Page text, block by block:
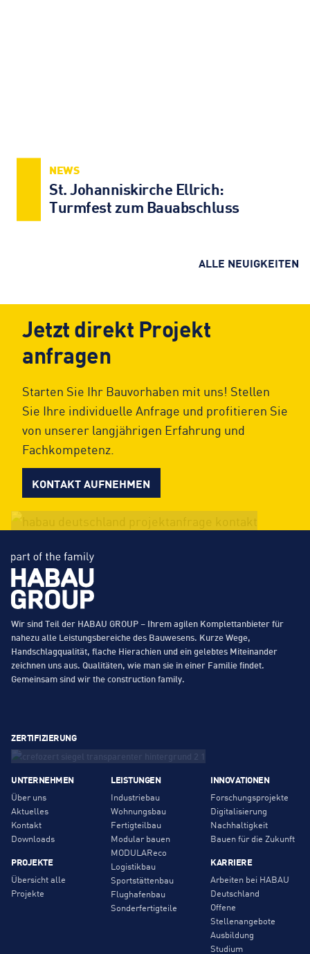
NEWS
St. Johanniskirche Ellrich:
Turmfest zum Bauabschluss
ALLE NEUIGKEITEN
Jetzt direkt Projekt
anfragen
Starten Sie Ihr Bauvorhaben mit uns! Stellen
Sie Ihre individuelle Anfrage und profitieren Sie
von unserer langjährigen Erfahrung und
Fachkompetenz.
KONTAKT AUFNEHMEN
Wir sind Teil der HABAU GROUP – Ihrem agilen Komplettanbieter für
nahezu alle Leistungsbereiche des Bauwesens. Kurze Wege,
Handschlagqualität, flache Hierachien und ein gelebtes Miteinander
zeichnen uns aus. Qualitäten, wie man sie in einer Familie findet.
Gemeinsam sind wir the construction family.
ZERTIFIZIERUNG
UNTERNEHMEN
Über uns
Aktuelles
Kontakt
Downloads
PROJEKTE
Übersicht alle
Projekte
LEISTUNGEN
Industriebau
Wohnungsbau
Fertigteilbau
Modular bauen
MODULAReco
Logistikbau
Sportstättenbau
Flughafenbau
Sonderfertigteile
INNOVATIONEN
Forschungsprojekte
Digitalisierung
Nachhaltigkeit
Bauen für die Zukunft
KARRIERE
Arbeiten bei HABAU
Deutschland
Offene
Stellenangebote
Ausbildung
Studium